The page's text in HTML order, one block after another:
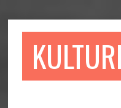
till
till
sidofältet
till